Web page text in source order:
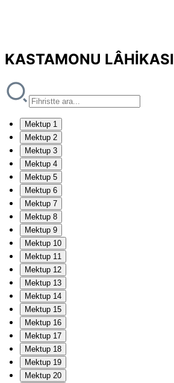
KASTAMONU LÂHİKASI
Mektup 1
Mektup 2
Mektup 3
Mektup 4
Mektup 5
Mektup 6
Mektup 7
Mektup 8
Mektup 9
Mektup 10
Mektup 11
Mektup 12
Mektup 13
Mektup 14
Mektup 15
Mektup 16
Mektup 17
Mektup 18
Mektup 19
Mektup 20